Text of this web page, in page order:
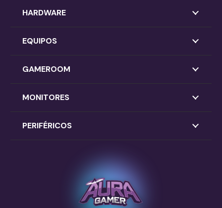
HARDWARE
EQUIPOS
GAMEROOM
MONITORES
PERIFÉRICOS